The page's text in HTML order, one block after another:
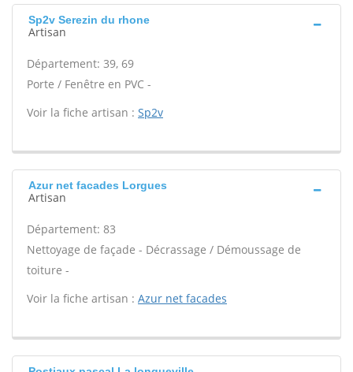
Sp2v Serezin du rhone
Artisan
Département: 39, 69
Porte / Fenêtre en PVC -
Voir la fiche artisan : Sp2v
Azur net facades Lorgues
Artisan
Département: 83
Nettoyage de façade - Décrassage / Démoussage de
toiture -
Voir la fiche artisan : Azur net facades